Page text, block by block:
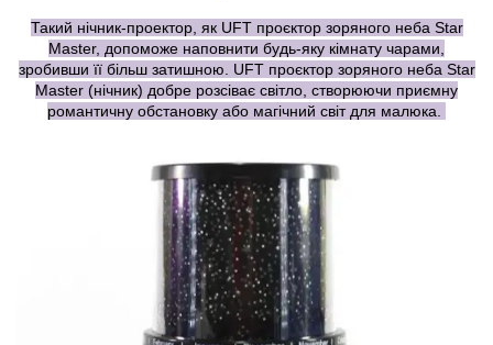
Такий нічник-проектор, як UFT проєктор зоряного неба Star
Master, допоможе наповнити будь-яку кімнату чарами,
зробивши її більш затишною. UFT проєктор зоряного неба Star
Master (нічник) добре розсіває світло, створюючи приємну
романтичну обстановку або магічний світ для малюка.